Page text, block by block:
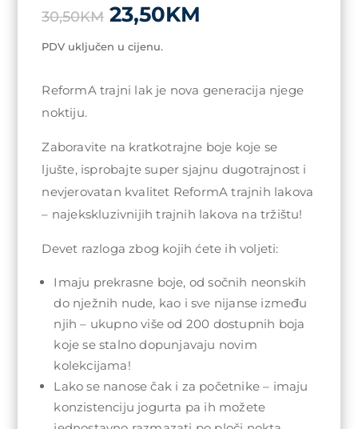
30,50KM Original
price
was:
23,50KM
PDV uključen u cijenu.
ReformA trajni lak je nova generacija njege
noktiju.
Zaboravite na kratkotrajne boje koje se
ljušte, isprobajte super sjajnu dugotrajnost i
nevjerovatan kvalitet ReformA trajnih lakova
– najekskluzivnijih trajnih lakova na tržištu!
Devet razloga zbog kojih ćete ih voljeti:
Imaju prekrasne boje, od sočnih neonskih
do nježnih nude, kao i sve nijanse između
njih – ukupno više od 200 dostupnih boja
koje se stalno dopunjavaju novim
kolekcijama!
Lako se nanose čak i za početnike – imaju
konzistenciju jogurta pa ih možete